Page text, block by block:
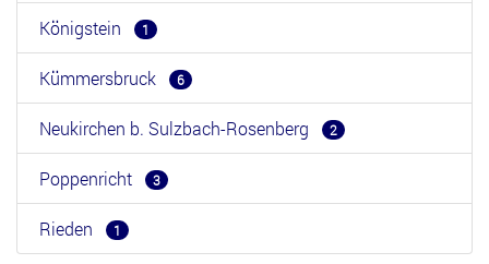
Königstein 1
Kümmersbruck 6
Neukirchen b. Sulzbach-Rosenberg 2
Poppenricht 3
Rieden 1